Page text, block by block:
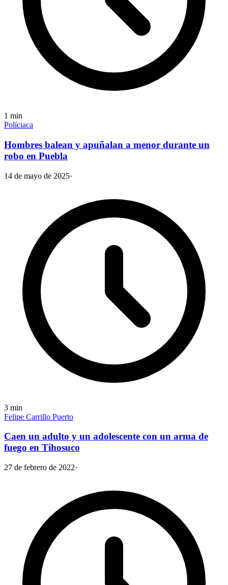
1 min
Policiaca
Hombres balean y apuñalan a menor durante un
robo en Puebla
14 de mayo de 2025·
3 min
Felipe Carrillo Puerto
Caen un adulto y un adolescente con un arma de
fuego en Tihosuco
27 de febrero de 2022·